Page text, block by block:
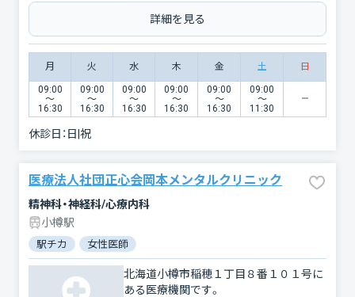
詳細を見る
月 火 水 木 金 土 日
09:00
〜
16:30
09:00
〜
16:30
09:00
〜
16:30
09:00
〜
16:30
09:00
〜
16:30
09:00
〜
11:30
休診日： 日|祝
医療法人社団正心会岡本メンタルクリニック
精神科・神経科/心療内科
小樽駅
駅チカ 女性医師
北海道小樽市稲穂１丁目８番１０１号に
ある医療機関です。